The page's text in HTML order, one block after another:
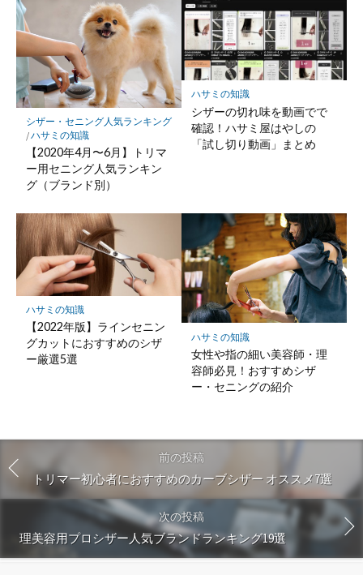
シザー・セニング人気ランキング
/ハサミの知識
【2020年4月〜6月】トリマ
ー用セニング人気ランキン
グ（ブランド別）
ハサミの知識
シザーの切れ味を動画でで
確認！ハサミ屋はやしの
「試し切り動画」まとめ
ハサミの知識
【2022年版】ラインセニン
グカットにおすすめのシザ
ー厳選5選
ハサミの知識
女性や指の細い美容師・理
容師必見！おすすめシザ
ー・セニングの紹介
前の投稿
トリマー初心者におすすめのカーブシザー オススメ7選
次の投稿
理美容用プロシザー人気ブランドランキング19選